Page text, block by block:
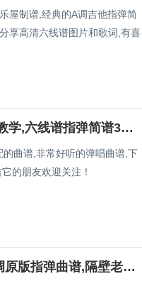
屋制谱,经典的A调吉他指弹简
享高清六线谱图片和歌词,有喜
我是神仙吉他谱,原版歌曲,简单C调弹唱教学,六线谱指弹简谱3张图
曲谱,非常好听的弹唱曲谱,下
的朋友欢迎关注！
多想在平庸的生活拥抱你吉他谱,简单C调原版指弹曲谱,隔壁老樊高清流行弹唱C调简单版+教学六线乐谱